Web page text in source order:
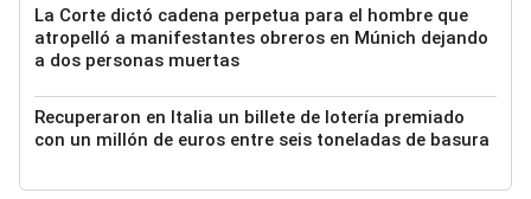
La Corte dictó cadena perpetua para el hombre que
atropelló a manifestantes obreros en Múnich dejando
a dos personas muertas
Recuperaron en Italia un billete de lotería premiado
con un millón de euros entre seis toneladas de basura